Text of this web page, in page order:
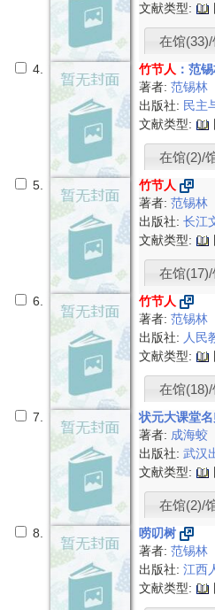
(2)
文献类型:
在馆
4. 竹节人 ：范
著者:范锡林
出版社: 民主
文献类型:
在馆(2)/
5.
竹节人
著者:范锡林
出版社:长江
文献类型:
在馆
6.
竹节人
著者:范锡林
出版社: 人民
文献类型:
在馆
7.
状元大课堂
著者: 成海蛟
出版社:武汉
文献类型:
在馆(2)/
8.
唠叨树
著者:范锡林
出版社:江西
文献类型: